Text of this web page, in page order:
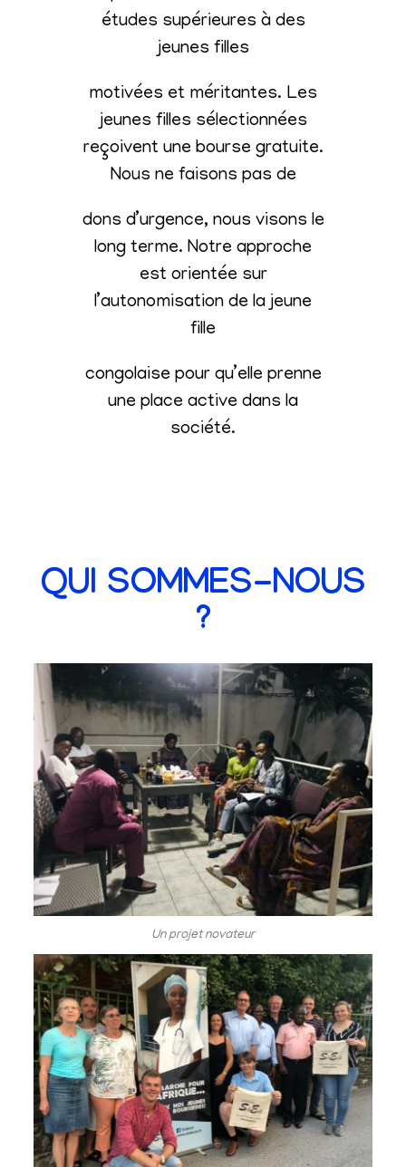
études supérieures à des
jeunes filles
motivées et méritantes. Les
jeunes filles sélectionnées
reçoivent une bourse gratuite.
Nous ne faisons pas de
dons d’urgence, nous visons le
long terme. Notre approche
est orientée sur
l’autonomisation de la jeune
fille
congolaise pour qu’elle prenne
une place active dans la
société.
QUI SOMMES-NOUS
?
Un projet novateur